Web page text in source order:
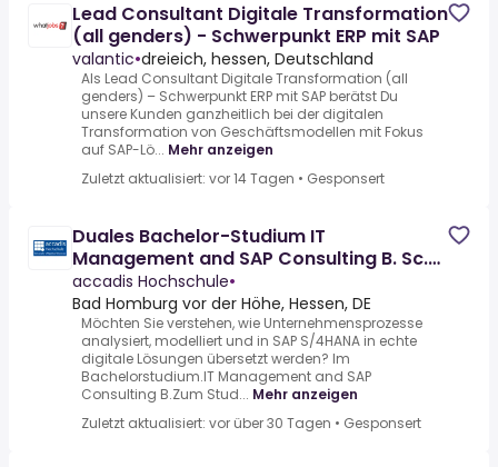
Lead Consultant Digitale Transformation
(all genders) - Schwerpunkt ERP mit SAP
valantic•dreieich, hessen, Deutschland
Als Lead Consultant Digitale Transformation (all
genders) – Schwerpunkt ERP mit SAP berätst Du
unsere Kunden ganzheitlich bei der digitalen
Transformation von Geschäftsmodellen mit Fokus
auf SAP-Lö... Mehr anzeigen
Zuletzt aktualisiert: vor 14 Tagen • Gesponsert
Duales Bachelor-Studium IT
Management and SAP Consulting B. Sc.
2026
accadis Hochschule•
Bad Homburg vor der Höhe, Hessen, DE
Möchten Sie verstehen, wie Unternehmensprozesse
analysiert, modelliert und in SAP S/4HANA in echte
digitale Lösungen übersetzt werden? Im
Bachelorstudium.IT Management and SAP
Consulting B.Zum Stud... Mehr anzeigen
Zuletzt aktualisiert: vor über 30 Tagen • Gesponsert